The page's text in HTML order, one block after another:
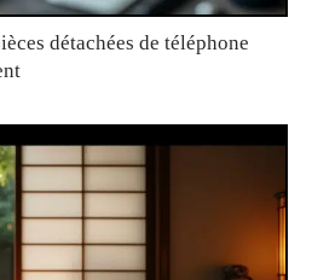
détachées de téléphone